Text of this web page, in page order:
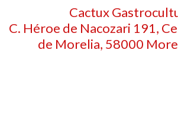
Cactux
C. Héroe de Nacozari 191,
de Morelia, 58000